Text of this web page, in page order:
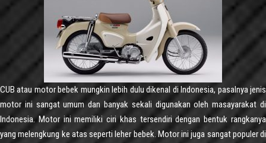
CUB atau motor bebek mungkin lebih dulu dikenal di Indonesia, pasalnya jenis
motor ini sangat umum dan banyak sekali digunakan oleh masayarakat di
Indonesia. Motor ini memiliki ciri khas tersendiri dengan bentuk rangkanya
yang melengkung ke atas seperti leher bebek. Motor ini juga sangat populer di